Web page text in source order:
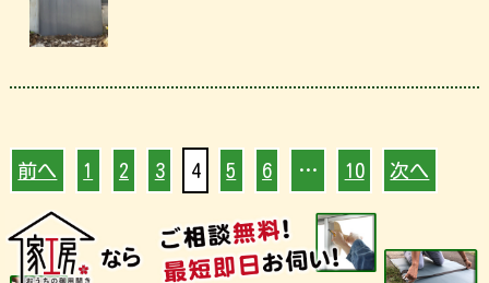
前へ 1 2 3 4 5 6 … 10 次へ